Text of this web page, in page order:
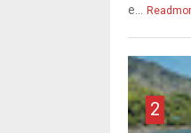
e...
2